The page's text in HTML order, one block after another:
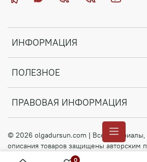
0
ИНФОРМАЦИЯ
ПОЛЕЗНОЕ
ПРАВОВАЯ ИНФОРМАЦИЯ
© 2026 olgadursun.com | Все материалы,
описания товаров защищены авторским
и распространение без разрешения